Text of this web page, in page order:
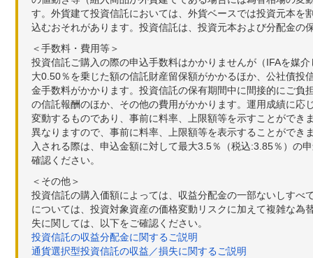
す。外貨建て投資信託においては、外貨ベースでは投資元本
込むおそれがあります。投資信託は、投資元本および分配金の
＜手数料・費用等＞
投資信託ご購入の際の申込手数料はかかりませんが（IFAを媒
大0.50％を乗じた額の信託財産留保額がかかるほか、公社債
金手数料がかかります。投資信託の保有期間中に間接的にご
の信託報酬のほか、その他の費用がかかります。運用成績に
変動するものであり、事前に料率、上限額等を示すことがで
異なりますので、事前に料率、上限額等を表示することがで
入される際は、申込金額に対して最大3.5％（税込:3.85％）の
確認ください。
＜その他＞
投資信託の購入価額によっては、収益分配金の一部ないしす
については、投資対象資産の価格変動リスクに加えて複雑な
失に関しては、以下をご確認ください。
投資信託の収益分配金に関するご説明
通貨選択型投資信託の収益／損失に関するご説明